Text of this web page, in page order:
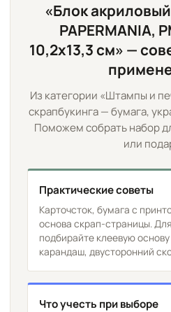
«Блок
PAPERMANIA,
10,2х13,3 см» —
Из категории «Штампы и
скрапбукинга — бумага,
Поможем собрать набор
или
Практические советы
Карточсток, бумага с
основа скрап-страницы.
подбирайте клеевую
карандаш, двусторонний
Что учесть при выборе